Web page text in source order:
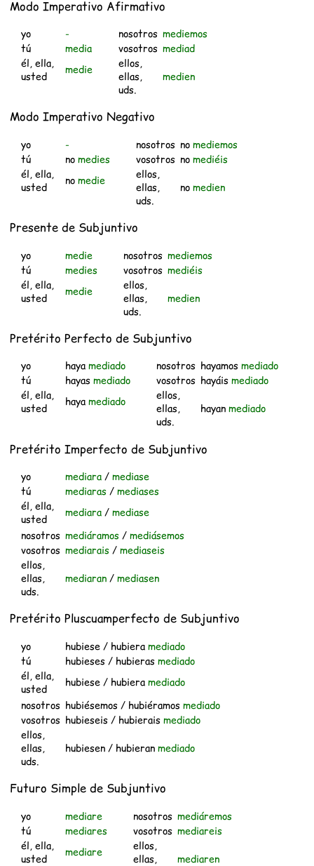
Modo Imperativo Afirmativo
yo
-
tú
media
él, ella,
usted
medie
nosotros mediemos
vosotros mediad
ellos,
ellas,
uds.
medien
Modo Imperativo Negativo
yo
-
tú
nomedies
él, ella,
usted
nomedie
nosotros nomediemos
vosotros nomediéis
ellos,
ellas,
uds.
nomedien
Presente de Subjuntivo
yo
medie
tú
medies
él, ella,
usted
medie
nosotros mediemos
vosotros mediéis
ellos,
ellas,
uds.
medien
Pretérito Perfecto de Subjuntivo
yo hayamediado
tú
hayasmediado
él, ella,
usted
hayamediado
nosotros hayamosmediado
vosotros hayáismediado
ellos,
ellas,
uds.
hayanmediado
Pretérito Imperfecto de Subjuntivo
yo mediara /mediase
tú
mediaras /mediases
él, ella,
usted
mediara /mediase
nosotros mediáramos /mediásemos
vosotros mediarais /mediaseis
ellos,
ellas,
uds.
mediaran /mediasen
Pretérito Pluscuamperfecto de Subjuntivo
yo hubiese / hubieramediado
tú
hubieses / hubierasmediado
él, ella,
usted
hubiese / hubieramediado
nosotros hubiésemos / hubiéramosmediado
vosotros hubieseis / hubieraismediado
ellos,
ellas,
uds.
hubiesen / hubieranmediado
Futuro Simple de Subjuntivo
yo
mediare
tú
mediares
él, ella,
usted
mediare
nosotros mediáremos
vosotros mediareis
ellos,
ellas,
mediaren